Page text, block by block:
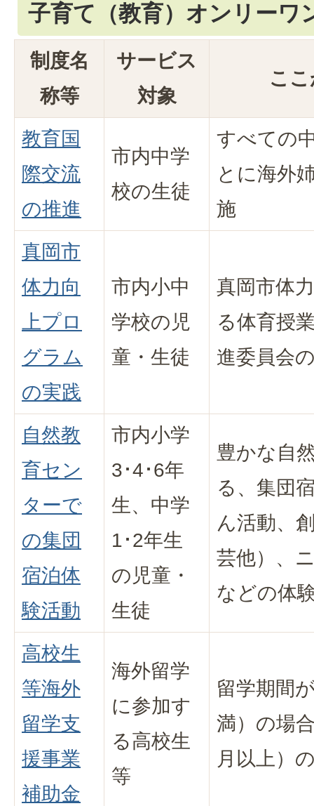
子育て（教育）オンリーワ
制度名
称等
サービス
対象
こ
教育国
際交流
の推進
市内中学
校の生徒
すべての
とに海外
施
真岡市
体力向
上プロ
グラム
の実践
市内小中
学校の児
童・生徒
真岡市体
る体育授
進委員会
自然教
育セン
ターで
の集団
宿泊体
験活動
市内小学
3･4･6年
生、中学
1･2年生
の児童・
生徒
豊かな自
る、集団
ん活動、
芸他）、
などの体
高校生
等海外
留学支
援事業
補助金
海外留学
に参加す
る高校生
等
留学期間
満）の場
月以上）